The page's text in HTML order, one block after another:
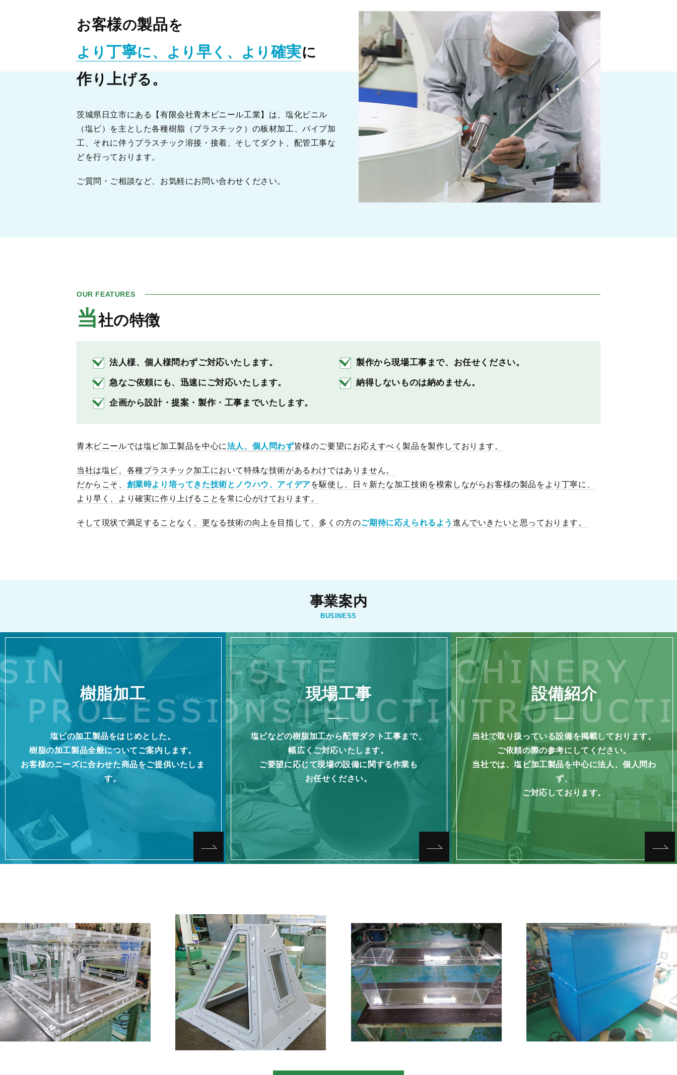
お客様の製品を
より丁寧に、より 早 く、より確実に
作り上げる。
茨城県日立市にある【有限会社青木ビニール工業】は、塩化ビニル
（塩ビ）を主とした各種樹脂（プラスチック）の板材加工、パイプ加
工、それに伴うプラスチック溶接・接着、そしてダクト、配管工事な
どを行っております。
ご質問・ご相談など、お気軽にお問い合わせください。
OUR FEATURES
当社の特徴
法人様、個人様問わずご対応いたします。 製作から現場工事まで、お任せください。
急なご依頼にも、迅速にご対応いたします。 納得しないものは納めません。
企画から設計・提案・製作・工事までいたします。
青木ビニールでは塩ビ加工製品を中心に法人、個人問わず皆様のご要望にお応えすべく製品を製作しております。
当社は塩ビ、各種プラスチック加工において特殊な技術があるわけではありません。
だからこそ、 創業時より培ってきた技術とノウハウ、アイデアを駆使し、日々新たな加工技術を模索しながらお客様の製品をより丁寧に、
より早く、より確実に作り上げることを常に心がけております。
そして現状で満足することなく、更なる技術の向上を目指して、多くの方のご期待に応えられるよう進んでいきたいと思っております。
事業案内
BUSINESS
樹脂加工
塩ビの加工製品をはじめとした。
樹脂の加工製品全般についてご案内します。
お客様のニーズに合わせた商品をご提供いたしま
す。
現場工事
塩ビなどの樹脂加工から配管ダクト工事まで、
幅広くご対応いたします。
ご要望に応じて現場の設備に関する作業も
お任せください。
設備紹介
当社で取り扱っている設備を掲載しております。
ご依頼の際の参考にしてください。
当社では、塩ビ加工製品を中心に法人、個人問わ
ず、
ご対応しております。